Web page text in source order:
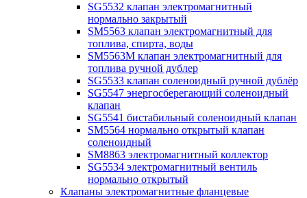
SG5532 клапан электромагнитный
нормально закрытый
SM5563 клапан электромагнитный для
топлива, спирта, воды
SM5563M клапан электромагнитный для
топлива ручной дублер
SG5533 клапан соленоидный ручной дублёр
SG5547 энергосберегающий соленоидный
клапан
SG5541 бистабильный соленоидный клапан
SM5564 нормально открытый клапан
соленоидный
SM8863 электромагнитный коллектор
SG5534 электромагнитный вентиль
нормально открытый
Клапаны электромагнитные фланцевые